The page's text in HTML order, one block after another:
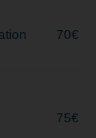
70€
75€